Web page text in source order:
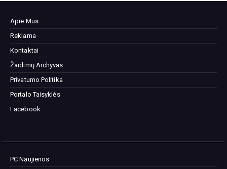
Apie Mus
Reklama
Kontaktai
Žaidimų Archyvas
Privatumo Politika
Portalo Taisyklės
Facebook
PC Naujienos